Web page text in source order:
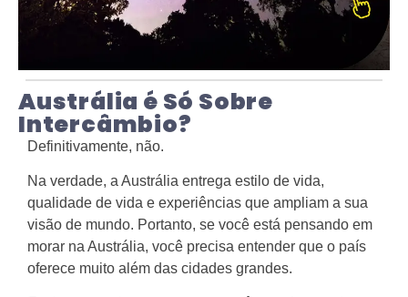
Austrália é Só Sobre
Intercâmbio?
Definitivamente, não.
Na verdade, a Austrália entrega estilo de vida,
qualidade de vida e experiências que ampliam a sua
visão de mundo. Portanto, se você está pensando em
morar na Austrália, você precisa entender que o país
oferece muito além das cidades grandes.